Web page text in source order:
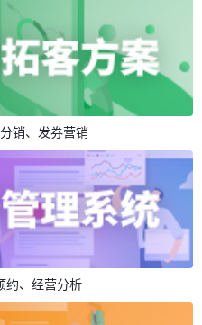
销、发券营销
约、经营分析